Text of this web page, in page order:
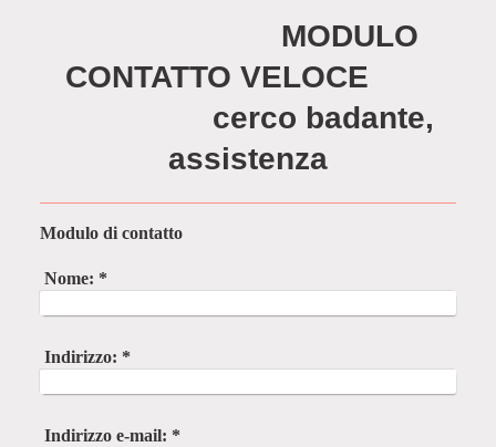
MODULO
CONTATTO VELOCE
cerco badante,
assistenza
Modulo di contatto
Nome: *
Indirizzo: *
Indirizzo e-mail: *